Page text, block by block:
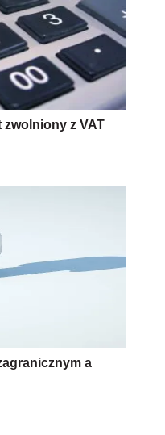
zwolniony z VAT
a